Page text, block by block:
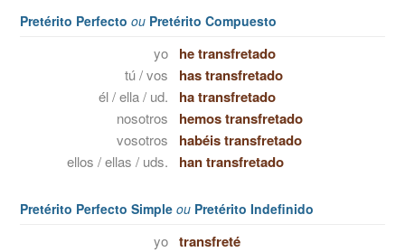
Pretérito Perfecto ou Pretérito Compuesto
yo he transfretado
tú / vos has transfretado
él / ella / ud. ha transfretado
nosotros hemos transfretado
vosotros habéis transfretado
ellos / ellas / uds. han transfretado
Pretérito Perfecto Simple ou Pretérito Indefinido
yo transfreté